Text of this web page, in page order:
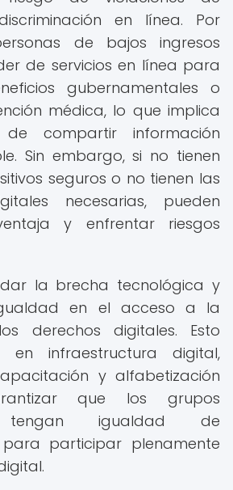
en línea. Por
de bajos ingresos
de servicios en línea para
gubernamentales o
médica, lo que implica
compartir información
Sin embargo, si no tienen
seguros o no tienen las
necesarias, pueden
y enfrentar riesgos
la brecha tecnológica y
en el acceso a la
derechos digitales. Esto
en infraestructura digital,
y alfabetización
que los grupos
tengan igualdad de
participar plenamente